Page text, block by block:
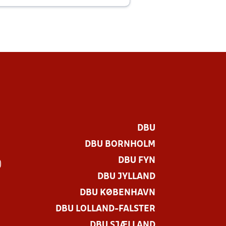
DBU
DBU BORNHOLM
DBU FYN
DBU JYLLAND
DBU KØBENHAVN
DBU LOLLAND-FALSTER